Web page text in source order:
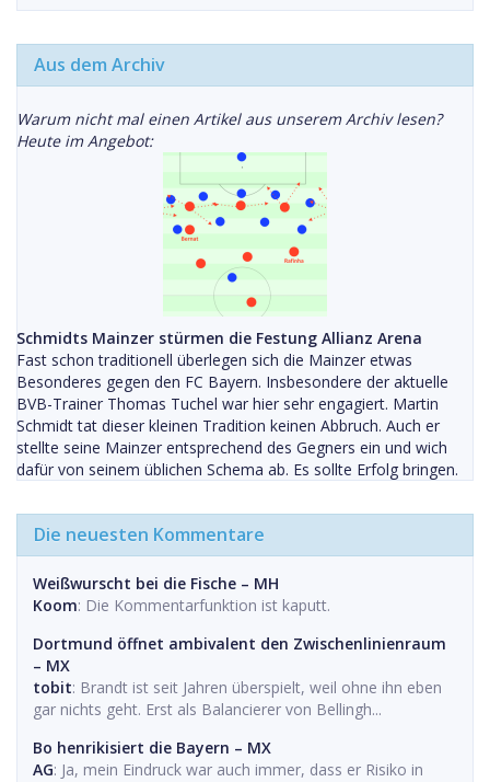
Aus dem Archiv
Warum nicht mal einen Artikel aus unserem Archiv lesen?
Heute im Angebot:
Schmidts Mainzer stürmen die Festung Allianz Arena
Fast schon traditionell überlegen sich die Mainzer etwas
Besonderes gegen den FC Bayern. Insbesondere der aktuelle
BVB-Trainer Thomas Tuchel war hier sehr engagiert. Martin
Schmidt tat dieser kleinen Tradition keinen Abbruch. Auch er
stellte seine Mainzer entsprechend des Gegners ein und wich
dafür von seinem üblichen Schema ab. Es sollte Erfolg bringen.
Die neuesten Kommentare
Weißwurscht bei die Fische – MH
Koom: Die Kommentarfunktion ist kaputt.
Dortmund öffnet ambivalent den Zwischenlinienraum
– MX
tobit: Brandt ist seit Jahren überspielt, weil ohne ihn eben
gar nichts geht. Erst als Balancierer von Bellingh...
Bo henrikisiert die Bayern – MX
AG: Ja, mein Eindruck war auch immer, dass er Risiko in